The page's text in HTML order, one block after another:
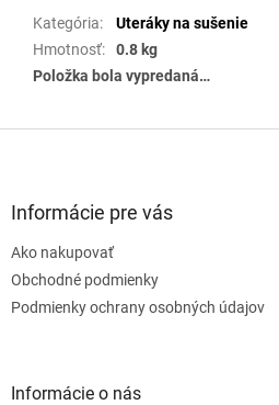
Kategória:
Uteráky na sušenie
Hmotnosť:
0.8 kg
Položka bola vypredaná…
Informácie pre vás
Ako nakupovať
Obchodné podmienky
Podmienky ochrany osobných údajov
Informácie o nás